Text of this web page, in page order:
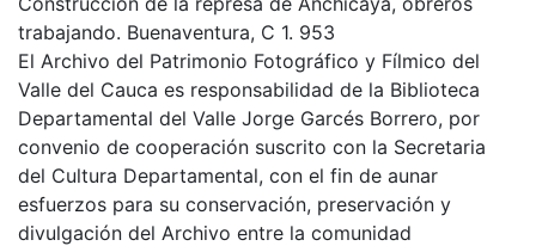
trabajando. Buenaventura, C 1. 953
El Archivo del Patrimonio Fotográfico y Fílmico del
Valle del Cauca es responsabilidad de la Biblioteca
Departamental del Valle Jorge Garcés Borrero, por
convenio de cooperación suscrito con la Secretaria
del Cultura Departamental, con el fin de aunar
esfuerzos para su conservación, preservación y
divulgación del Archivo entre la comunidad